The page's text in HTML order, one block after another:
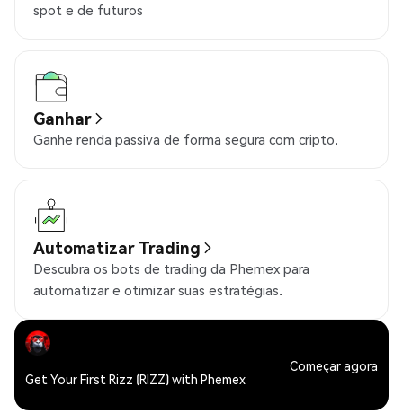
spot e de futuros
Ganhar
Ganhe renda passiva de forma segura com cripto.
Automatizar Trading
Descubra os bots de trading da Phemex para
automatizar e otimizar suas estratégias.
Get Your First Rizz (RIZZ) with Phemex
Começar agora